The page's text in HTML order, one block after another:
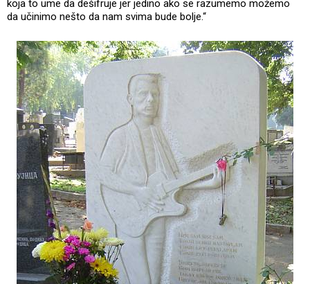
koja to ume da dešifruje jer jedino ako se razumemo možemo
da učinimo nešto da nam svima bude bolje.“